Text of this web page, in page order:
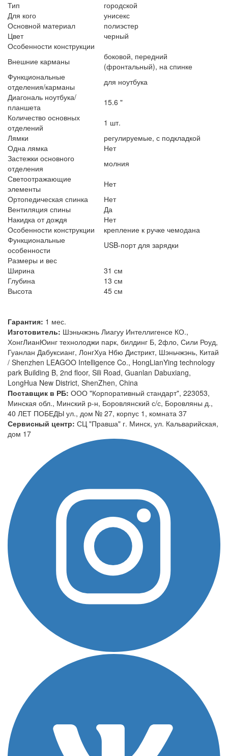
Тип
городской
Для кого
унисекс
Основной материал
полиэстер
Цвет
черный
Особенности конструкции
Внешние карманы
боковой, передний
(фронтальный), на спинке
Функциональные
отделения/карманы
для ноутбука
Диагональ ноутбука/
планшета
15.6 "
Количество основных
отделений
1 шт.
Лямки
регулируемые, с подкладкой
Одна лямка
Нет
Застежки основного
отделения
молния
Светоотражающие
элементы
Нет
Ортопедическая спинка
Нет
Вентиляция спины
Да
Накидка от дождя
Нет
Особенности конструкции
крепление к ручке чемодана
Функциональные
особенности
USB-порт для зарядки
Размеры и вес
Ширина
31 см
Глубина
13 см
Высота
45 см
Гарантия: 1 мес.
Изготовитель: Шэньчжэнь Лиагуу Интеллигенсе КО.,
ХонгЛианЮинг технолоджи парк, билдинг Б, 2фло, Сили Роуд,
Гуанлан Дабуксианг, ЛонгХуа Нбю Дистрикт, Шэньчжэнь, Китай
/ Shenzhen LEAGOO Intelligence Co., HongLianYing technology
park Building B, 2nd floor, Sili Road, Guanlan Dabuxiang,
LongHua New District, ShenZhen, China
Поставщик в РБ: ООО "Корпоративный стандарт", 223053,
Минская обл., Минский р-н, Боровлянский с/с, Боровляны д.,
40 ЛЕТ ПОБЕДЫ ул., дом № 27, корпус 1, комната 37
Сервисный центр: СЦ "Правша" г. Минск, ул. Кальварийская,
дом 17